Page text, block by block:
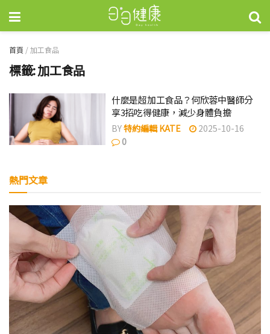
首頁 /加工食品
標籤:加工食品
什麼是超加工食品？何欣蓉中醫師分
享3招吃得健康，減少身體負擔
BY特約編輯 KATE
2025-10-16
0
熱門文章